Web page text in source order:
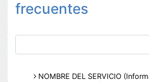
frecuentes